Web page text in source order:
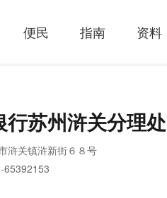
便民 指南 资料
行苏州浒关分理处
浒关镇浒新街６８号
65392153